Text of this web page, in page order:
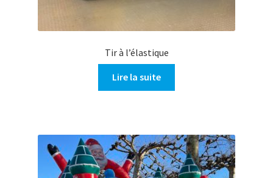
Tir à l’élastique
Lire la suite